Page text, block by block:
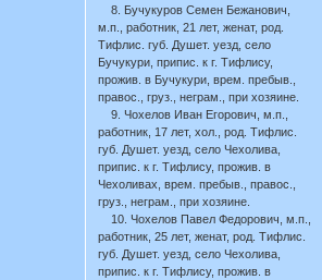
8. Бучукуров Семен Бежанович,
м.п., работник, 21 лет, женат, род.
Тифлис. губ. Душет. уезд, село
Бучукури, припис. к г. Тифлису,
прожив. в Бучукури, врем. пребыв.,
правос., груз., неграм., при хозяине.
9. Чохелов Иван Егорович, м.п.,
работник, 17 лет, хол., род. Тифлис.
губ. Душет. уезд, село Чехолива,
припис. к г. Тифлису, прожив. в
Чехоливах, врем. пребыв., правос.,
груз., неграм., при хозяине.
10. Чохелов Павел Федорович, м.п.,
работник, 25 лет, женат, род. Тифлис.
губ. Душет. уезд, село Чехолива,
припис. к г. Тифлису, прожив. в